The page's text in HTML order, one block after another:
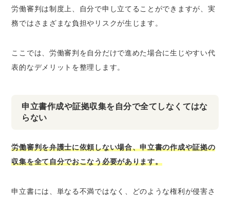
労働審判は制度上、自分で申し立てることができますが、実
務ではさまざまな負担やリスクが生じます。
ここでは、労働審判を自分だけで進めた場合に生じやすい代
表的なデメリットを整理します。
申立書作成や証拠収集を自分で全てしなくてはな
らない
労働審判を弁護士に依頼しない場合、申立書の作成や証拠の
収集を全て自分でおこなう必要があります。
申立書には、単なる不満ではなく、どのような権利が侵害さ